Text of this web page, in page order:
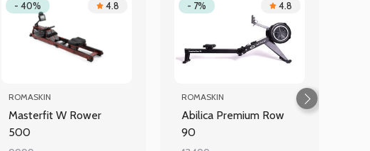
- 40% 4.8
ROMASKIN
Masterfit W Rower
500
- 7% 4.8
ROMASKIN
Abilica Premium Row
90